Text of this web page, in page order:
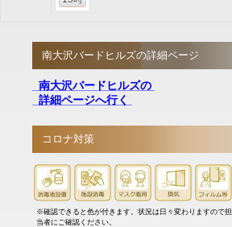
南大沢バードヒルズの詳細ページ
南大沢バードヒルズの
詳細ページへ行く
コロナ対策
※確認できると色が付きます。状況は日々変わりますので担
当者にご確認ください。